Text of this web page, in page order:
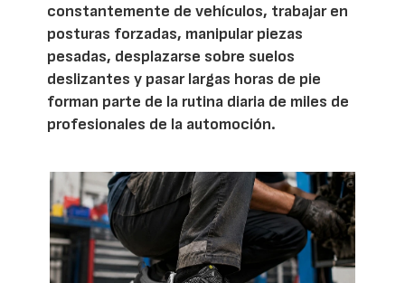
constantemente de vehículos, trabajar en
posturas forzadas, manipular piezas
pesadas, desplazarse sobre suelos
deslizantes y pasar largas horas de pie
forman parte de la rutina diaria de miles de
profesionales de la automoción.